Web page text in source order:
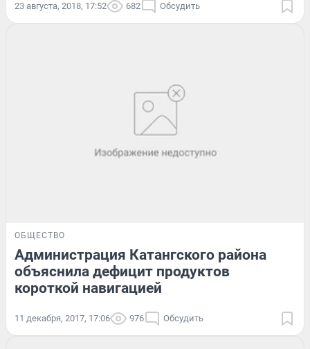
23 августа, 2018, 17:52 682 Обсудить
ОБЩЕСТВО
Администрация Катангского района
объяснила дефицит продуктов
короткой навигацией
11 декабря, 2017, 17:06 976 Обсудить